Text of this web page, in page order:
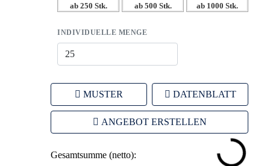
Markenauftritt.
ab 250 Stk. ab 500 Stk. ab 1000 Stk.
INDIVIDUELLE MENGE
MUSTER DATENBLATT
ANGEBOT ERSTELLEN
Gesamtsumme (netto):